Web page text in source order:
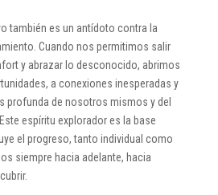
también es un antídoto contra la
Cuando nos permitimos salir
y abrazar lo desconocido, abrimos
a conexiones inesperadas y
profunda de nosotros mismos y del
espíritu explorador es la base
el progreso, tanto individual como
siempre hacia adelante, hacia